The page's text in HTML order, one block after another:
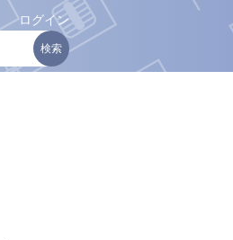
ログイン